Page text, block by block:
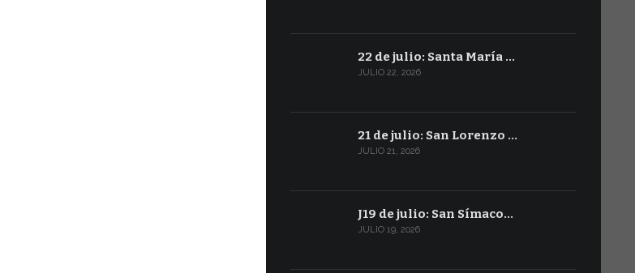
22 de julio: Santa María …
JULIO 22, 2026
21 de julio: San Lorenzo …
JULIO 21, 2026
J19 de julio: San Símaco…
JULIO 19, 2026